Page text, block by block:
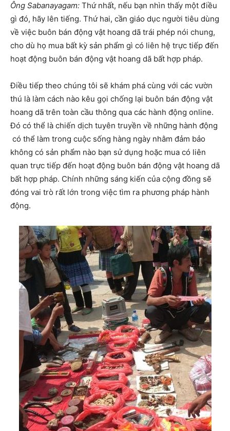
Ông Sabanayagam: Thứ nhất, nếu bạn nhìn thấy một điều
gì đó, hãy lên tiếng. Thứ hai, cần giáo dục người tiêu dùng
về việc buôn bán động vật hoang dã trái phép nói chung,
cho dù họ mua bất kỳ sản phẩm gì có liên hệ trực tiếp đến
hoạt động buôn bán động vật hoang dã bất hợp pháp.
Điều tiếp theo chúng tôi sẽ khám phá cùng với các vườn
thú là làm cách nào kêu gọi chống lại buôn bán động vật
hoang dã trên toàn cầu thông qua các hành động online.
Đó có thể là chiến dịch tuyên truyền về những hành động
có thể làm trong cuộc sống hàng ngày nhằm đảm bảo
không có sản phẩm nào bạn sử dụng hoặc mua có liên
quan trực tiếp đến hoạt động buôn bán động vật hoang dã
bất hợp pháp. Chính những sáng kiến của cộng đồng sẽ
đóng vai trò rất lớn trong việc tìm ra phương pháp hành
động.